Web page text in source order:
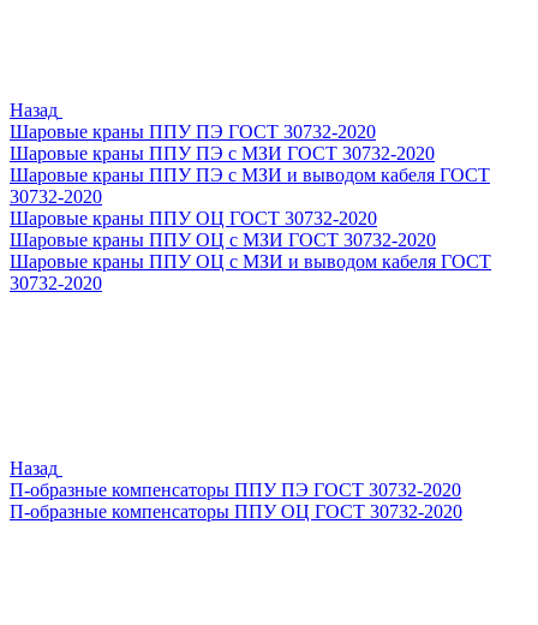
Назад
Шаровые краны ППУ ПЭ ГОСТ 30732-2020
Шаровые краны ППУ ПЭ с МЗИ ГОСТ 30732-2020
Шаровые краны ППУ ПЭ с МЗИ и выводом кабеля ГОСТ
30732-2020
Шаровые краны ППУ ОЦ ГОСТ 30732-2020
Шаровые краны ППУ ОЦ с МЗИ ГОСТ 30732-2020
Шаровые краны ППУ ОЦ с МЗИ и выводом кабеля ГОСТ
30732-2020
Назад
П-образные компенсаторы ППУ ПЭ ГОСТ 30732-2020
П-образные компенсаторы ППУ ОЦ ГОСТ 30732-2020